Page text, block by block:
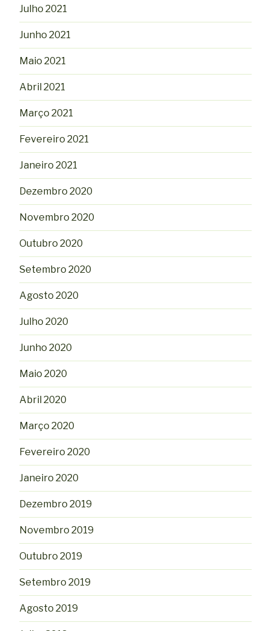
Julho 2021
Junho 2021
Maio 2021
Abril 2021
Março 2021
Fevereiro 2021
Janeiro 2021
Dezembro 2020
Novembro 2020
Outubro 2020
Setembro 2020
Agosto 2020
Julho 2020
Junho 2020
Maio 2020
Abril 2020
Março 2020
Fevereiro 2020
Janeiro 2020
Dezembro 2019
Novembro 2019
Outubro 2019
Setembro 2019
Agosto 2019